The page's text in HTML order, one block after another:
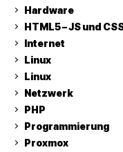
Hardware
HTML5 – JS und
Internet
Linux
Linux
Netzwerk
PHP
Programmierung
Proxmox